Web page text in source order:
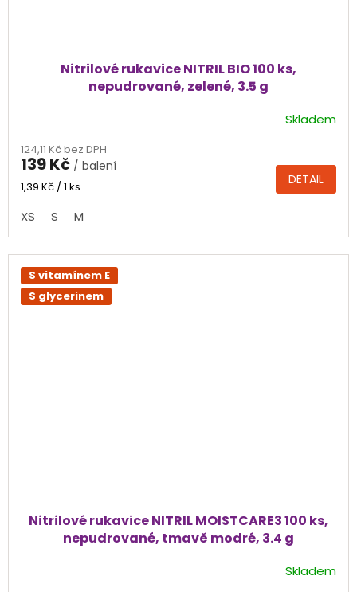
Nitrilové rukavice NITRIL BIO 100 ks,
nepudrované, zelené, 3.5 g
produktu
je
4,8
5
hvězdiček.
Skladem
124,11 Kč bez DPH
139 Kč / balení
Měrná
1,39 Kč / 1 ks DETAIL
XS S M
S vitamínem E
S glycerinem
Nitrilové rukavice NITRIL MOISTCARE3 100 ks,
nepudrované, tmavě modré, 3.4 g
Skladem